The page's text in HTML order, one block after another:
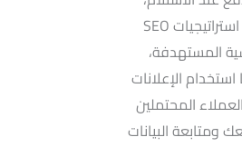
والحوالات البنكية الإلكترونية. . تحسين محركات البحث (SEO): بينما اعتماداً على استراتيجيات SEO
المستهدفة،
الإعلانات
المحتملين
ومتابعة البيانات